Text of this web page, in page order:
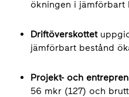
ökningen i jämförbart
Driftöverskottet
jämförbart bestånd
Projekt- och
56 mkr (127) och